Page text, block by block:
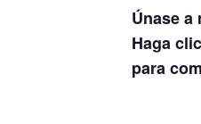
Únase
Haga
para